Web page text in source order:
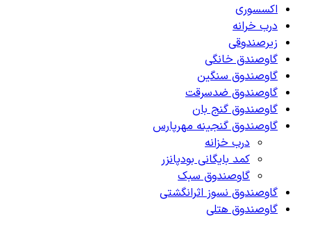
اکسسوری
درب خرانه
زیرصندوقی
گاوصندق خانگی
گاوصندوق سنگین
گاوصندوق ضدسرقت
گاوصندوق گنج بان
گاوصندوق گنجینه مهرپارس
درب خزانه
کمد بایگانی بودپانزر
گاوصندوق سبک
گاوصندوق نسوز اثرانگشتی
گاوصندوق هتلی